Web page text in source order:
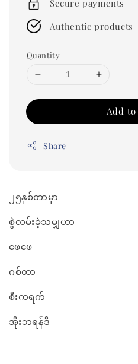
Secure payments
Authentic products
Quantity
Add
Share
၂၅နှစ်တာမှာ
စွဲလမ်းခဲ့သမျှဟာ
ဖေဖေ
ဂစ်တာ
စီးကရက်
အိုးဘရန်ဒီ